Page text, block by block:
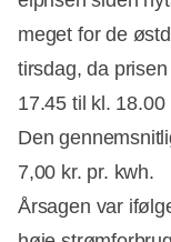
meget for de
tirsdag, da
17.45 til kl.
Den
7,00 kr. pr. kwh.
Årsagen var